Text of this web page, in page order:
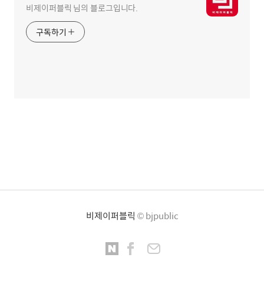
비제이퍼블릭 님의 블로그입니다.
구독하기
비제이퍼블릭 © bjpublic